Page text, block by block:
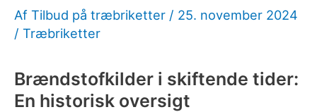
Af Tilbud på træbriketter / 25. november 2024
/ Træbriketter
Brændstofkilder i skiftende tider:
En historisk oversigt